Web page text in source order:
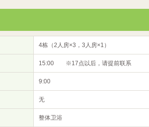
4栋（2人房×3，3人房×1）
15:00 ※17点以后，请提前联系
9:00
无
整体卫浴